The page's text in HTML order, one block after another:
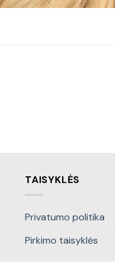
TAISYKLĖS
Privatumo politika
Pirkimo taisyklės